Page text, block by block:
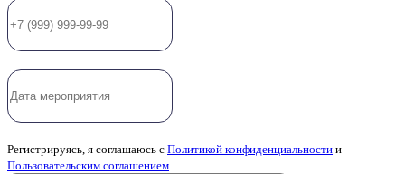
Регистрируясь, я соглашаюсь с Политикой конфиденциальности и
Пользовательским соглашением